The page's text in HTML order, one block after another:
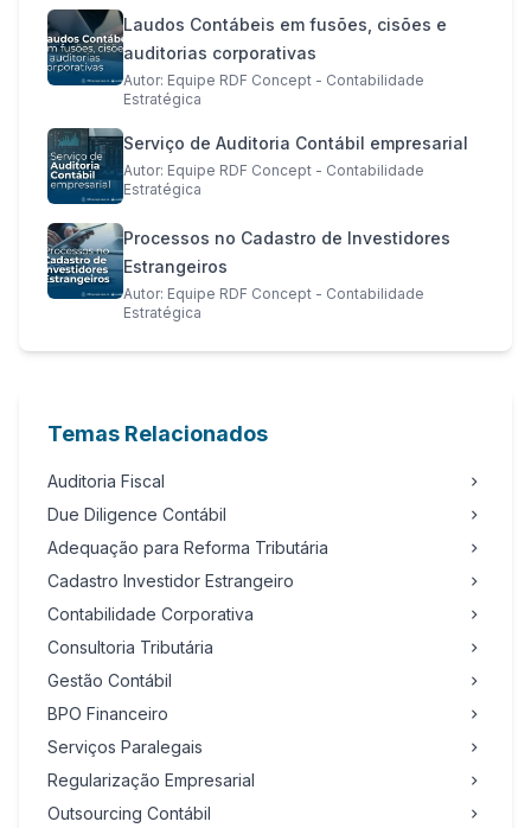
Laudos Contábeis em fusões, cisões e
auditorias corporativas
Autor: Equipe RDF Concept - Contabilidade
Estratégica
Serviço de Auditoria Contábil empresarial
Autor: Equipe RDF Concept - Contabilidade
Estratégica
Processos no Cadastro de Investidores
Estrangeiros
Autor: Equipe RDF Concept - Contabilidade
Estratégica
Temas Relacionados
Auditoria Fiscal
Due Diligence Contábil
Adequação para Reforma Tributária
Cadastro Investidor Estrangeiro
Contabilidade Corporativa
Consultoria Tributária
Gestão Contábil
BPO Financeiro
Serviços Paralegais
Regularização Empresarial
Outsourcing Contábil